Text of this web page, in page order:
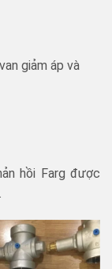
giảm áp và
hồi Farg được